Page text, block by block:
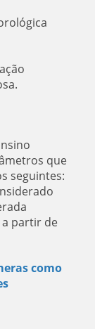
que
seguintes:
a partir de
como